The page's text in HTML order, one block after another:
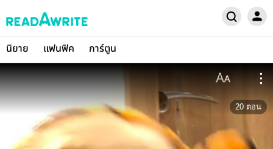
นิยาย แฟนฟิค การ์ตูน
20 ตอน